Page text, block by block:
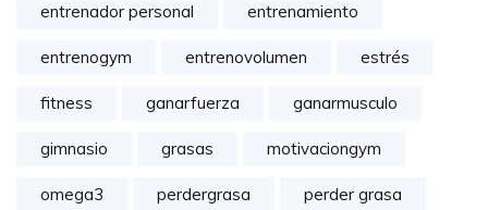
entrenador personal entrenamiento
entrenogym entrenovolumen estrés
fitness ganarfuerza ganarmusculo
gimnasio grasas motivaciongym
omega3 perdergrasa perder grasa